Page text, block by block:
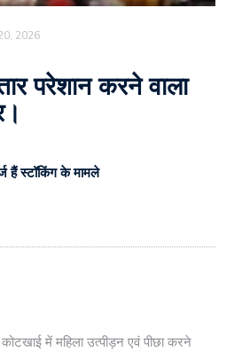
2026
परेशान करने वाला
हैं स्टॉकिंग के मामले
में महिला उत्पीड़न एवं पीछा करने